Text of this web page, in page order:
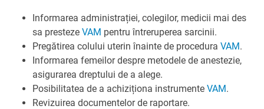
Informarea administrației, colegilor, medicii mai des
sa presteze VAM pentru întreruperea sarcinii.
Pregătirea colului uterin înainte de procedura VAM.
Informarea femeilor despre metodele de anestezie,
asigurarea dreptului de a alege.
Posibilitatea de a achiziționa instrumente VAM.
Revizuirea documentelor de raportare.